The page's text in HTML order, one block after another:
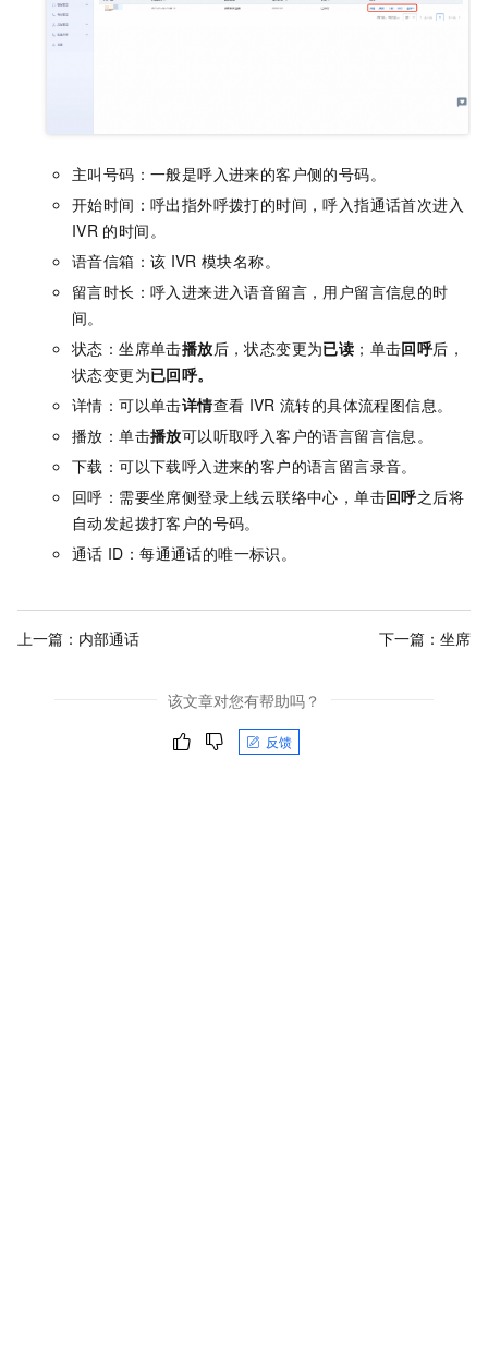
主叫号码：一般是呼入进来的客户侧的号码。
开始时间：呼出指外呼拨打的时间，呼入指通话首次进入
IVR 的时间。
语音信箱：该 IVR 模块名称。
留言时长：呼入进来进入语音留言，用户留言信息的时
间。
状态：坐席单击播放后，状态变更为已读 ；单击回呼后，
状态变更为已回呼。
详情：可以单击详情查看 IVR 流转的具体流程图信息。
播放：单击播放可以听取呼入客户的语言留言信息。
下载：可以下载呼入进来的客户的语言留言录音。
回呼：需要坐席侧登录上线云联络中心，单击回呼之后将
自动发起拨打客户的号码。
通话 ID：每通通话的唯一标识。
上一篇： 内部通话 下一篇： 坐席
该文章对您有帮助吗？
反馈